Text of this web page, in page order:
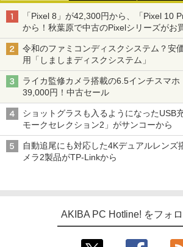
「Pixel 8」が42,300円から、「Pixel 10
から！秋葉原で中古のPixelシリーズがお
令和のファミコンディスクシステム？安
用「しましまディスクシステム」
ライカ監修カメラ搭載の6.5インチスマホ
39,000円！中古セール
ショットグラスも入るようになったUSB
モークセレクション2」がサンコーから
自動追尾にも対応した4Kデュアルレンズ
メラ2製品がTP-Linkから
AKIBA PC Hotline! をフォ